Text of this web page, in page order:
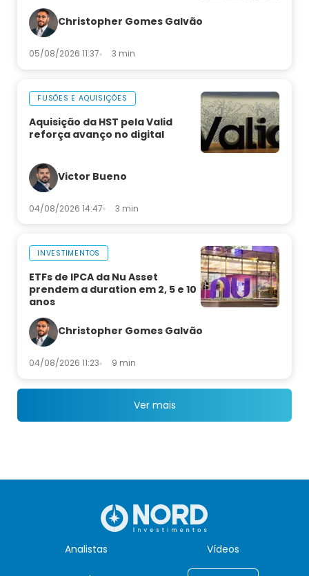
Christopher Gomes Galvão
05/08/2026 11:37 3 min
FUSÕES E AQUISIÇÕES
Aquisição da HST pela Valid
reforça avanço no digital
Victor Bueno
04/08/2026 14:47 3 min
INVESTIMENTOS
ETFs de IPCA da Nu Asset
prendem a duration em 2, 5 e 10
anos
Christopher Gomes Galvão
04/08/2026 11:23 9 min
Ver mais
Analistas Vídeos